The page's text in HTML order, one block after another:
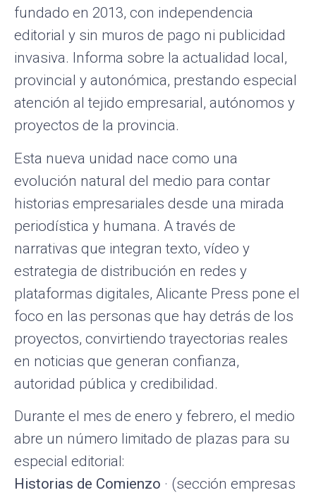
fundado en 2013, con independencia
editorial y sin muros de pago ni publicidad
invasiva. Informa sobre la actualidad local,
provincial y autonómica, prestando especial
atención al tejido empresarial, autónomos y
proyectos de la provincia.
Esta nueva unidad nace como una
evolución natural del medio para contar
historias empresariales desde una mirada
periodística y humana. A través de
narrativas que integran texto, vídeo y
estrategia de distribución en redes y
plataformas digitales, Alicante Press pone el
foco en las personas que hay detrás de los
proyectos, convirtiendo trayectorias reales
en noticias que generan confianza,
autoridad pública y credibilidad.
Durante el mes de enero y febrero, el medio
abre un número limitado de plazas para su
especial editorial:
Historias de Comienzo · (sección empresas